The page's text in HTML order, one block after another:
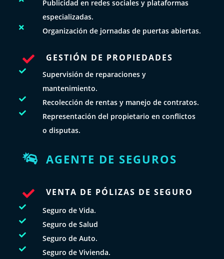
Publicidad en redes sociales y plataformas
especializadas.
 Organización de jornadas de puertas abiertas.
 GESTIÓN DE PROPIEDADES

Supervisión de reparaciones y
mantenimiento.
 Recolección de rentas y manejo de contratos.

Representación del propietario en conflictos
o disputas.
 AGENTE DE SEGUROS
 VENTA DE PÓLIZAS DE SEGURO
 Seguro de Vida.
 Seguro de Salud
 Seguro de Auto.
 Seguro de Vivienda.